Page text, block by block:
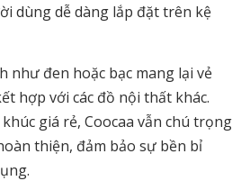
dùng dễ dàng lắp đặt trên kệ
như đen hoặc bạc mang lại vẻ
hợp với các đồ nội thất khác.
giá rẻ, Coocaa vẫn chú trọng
thiện, đảm bảo sự bền bỉ